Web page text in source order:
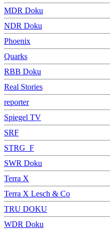
MDR Doku
NDR Doku
Phoenix
Quarks
RBB Doku
Real Stories
reporter
Spiegel TV
SRF
STRG_F
SWR Doku
Terra X
Terra X Lesch & Co
TRU DOKU
WDR Doku